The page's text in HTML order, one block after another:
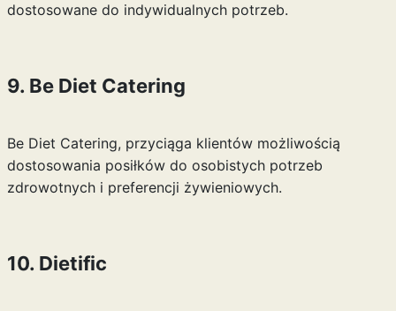
dostosowane do indywidualnych potrzeb.
9. Be Diet Catering
Be Diet Catering, przyciąga klientów możliwością
dostosowania posiłków do osobistych potrzeb
zdrowotnych i preferencji żywieniowych.
10. Dietific